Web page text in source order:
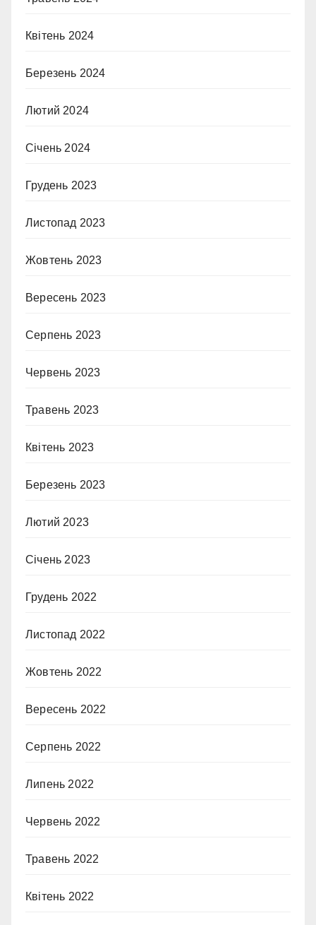
Квітень 2024
Березень 2024
Лютий 2024
Січень 2024
Грудень 2023
Листопад 2023
Жовтень 2023
Вересень 2023
Серпень 2023
Червень 2023
Травень 2023
Квітень 2023
Березень 2023
Лютий 2023
Січень 2023
Грудень 2022
Листопад 2022
Жовтень 2022
Вересень 2022
Серпень 2022
Липень 2022
Червень 2022
Травень 2022
Квітень 2022